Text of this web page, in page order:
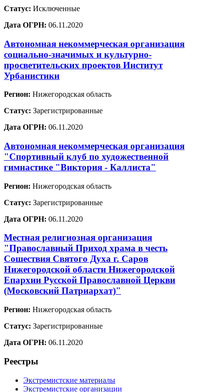
Статус: Исключенные
Дата ОГРН: 06.11.2020
Автономная некоммерческая организация
социально-значимых и культурно-
просветительских проектов Институт
Урбанистики
Регион: Нижегородская область
Статус: Зарегистрированные
Дата ОГРН: 06.11.2020
Автономная некоммерческая организация
"Спортивный клуб по художественной
гимнастике "Виктория - Каллиста"
Регион: Нижегородская область
Статус: Зарегистрированные
Дата ОГРН: 06.11.2020
Местная религиозная организация
"Православный Приход храма в честь
Сошествия Святого Духа г. Саров
Нижегородской области Нижегородской
Епархии Русской Православной Церкви
(Московский Патриархат)"
Регион: Нижегородская область
Статус: Зарегистрированные
Дата ОГРН: 06.11.2020
Реестры
Экстремистские материалы
Экстремистские организации